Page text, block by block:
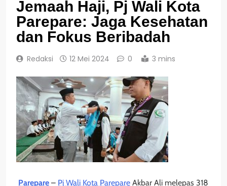
Jemaah Haji, Pj Wali Kota
Parepare: Jaga Kesehatan
dan Fokus Beribadah
Redaksi 12 Mei 2024 0 3 mins
Parepare – Pj Wali Kota Parepare Akbar Ali melepas 318